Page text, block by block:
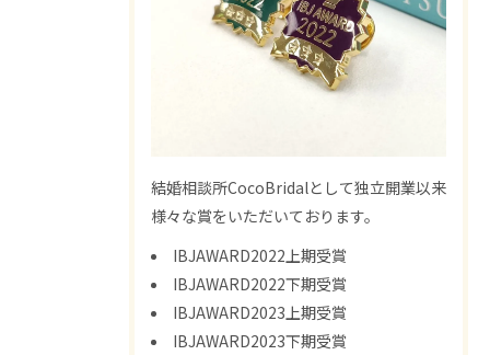
結婚相談所CocoBridalとして独立開業以来
様々な賞をいただいております。
IBJAWARD2022上期受賞
IBJAWARD2022下期受賞
IBJAWARD2023上期受賞
IBJAWARD2023下期受賞